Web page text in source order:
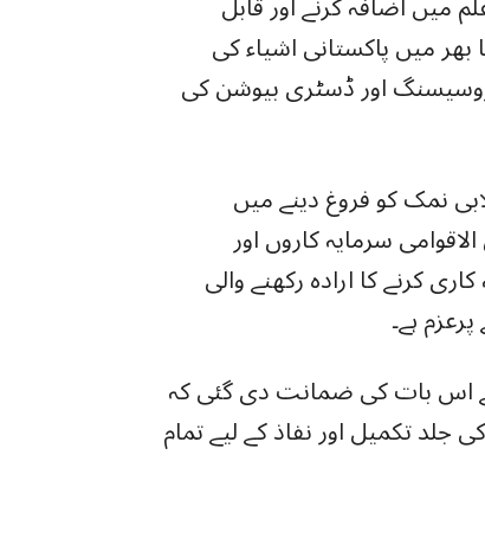
ہے۔ دنیا بھر میں پاکستانی اشیاء کی
اور ڈسٹری بیوشن کی
نمک کو فروغ دینے میں
سرمایہ کاروں اور
کرنے کا ارادہ رکھنے والی
ہے۔
اس بات کی ضمانت دی گئی کہ
تکمیل اور نفاذ کے لیے تمام